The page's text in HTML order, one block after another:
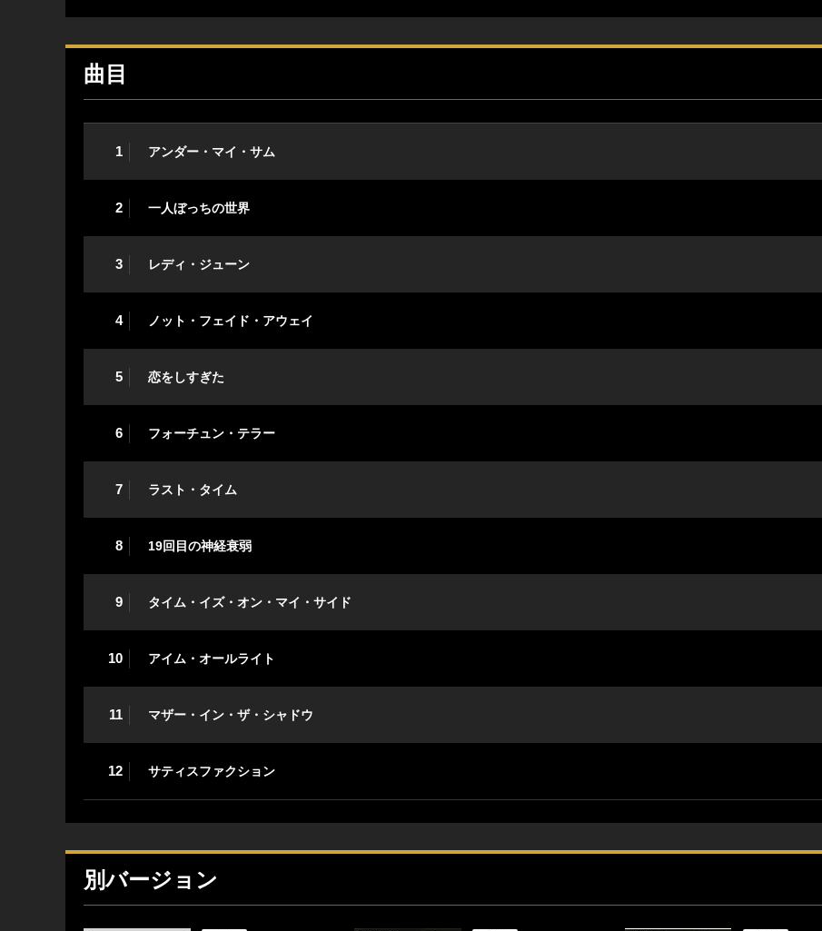
曲目
1 アンダー・マイ・サム
2 一人ぼっちの世界
3 レディ・ジューン
4 ノット・フェイド・アウェイ
5 恋をしすぎた
6 フォーチュン・テラー
7 ラスト・タイム
8 19回目の神経衰弱
9 タイム・イズ・オン・マイ・サイド
10 アイム・オールライト
11 マザー・イン・ザ・シャドウ
12 サティスファクション
別バージョン